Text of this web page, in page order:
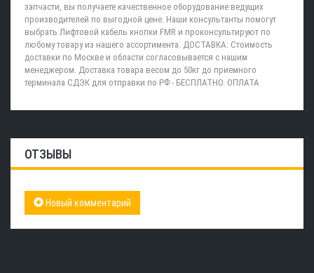
запчасти, вы получаете качественное оборудование ведущих
производителей по выгодной цене. Наши консультанты помогут
выбрать Лифтовой кабель кнопки FMR и проконсультируют по
любому товару из нашего ассортимента. ДОСТАВКА: Стоимость
доставки по Москве и области согласовывается с нашим
менеджером. Доставка товара весом до 50кг до приемного
терминала СДЭК для отправки по РФ - БЕСПЛАТНО. ОПЛАТА
ОТЗЫВЫ
Новый комментарий